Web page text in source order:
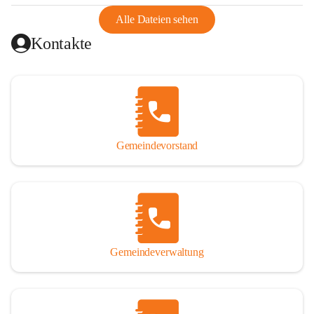
Aus diesem Grund war die Bevölkerung dazu gezwungen,
Schmuggel zu betreiben. Es kam oft zu nächtlichen
Überfällen und Schießereien. Erst mit dem Anschluss des
wirtschaftlich ging es bergauf. Dieser Aufschwung endete
1926. Es folgten Arbeitslosigkeit, Preissteigerung und
Unanbringlichkeit von Produkten. Daher wurde der
Anschluss an das Deutsche Reich begrüßt. Als der Zweite
Weltkrieg ausbrach, schwang die Stimmung um. Es starben
26 Männer an der Front, weitere 16 werden vermisst.
Von 1971 bis 1991 gehörte Wörterberg zur Gemeinde
Ollersdorf. Durch den Einsatz von mehreren Ortsansässigen
wurde Wörterberg 1991 wieder eine eigenständige
Die Gemeinde liegt im Südburgenland im Nordwesten des
Alle Dateien sehen
Kontakte
Gemeindevorstand
Gemeindeverwaltung